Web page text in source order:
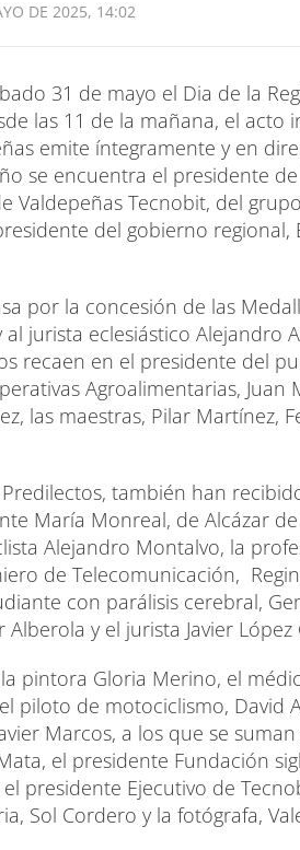
DE 2025, 14:02
31 de mayo el Dia de la
las 11 de la mañana, el acto
emite íntegramente y en
se encuentra el presidente
Valdepeñas Tecnobit, del
del gobierno regional,
por la concesión de las
jurista eclesiástico Alejandro
recaen en el presidente del
Agroalimentarias, Juan
las maestras, Pilar Martínez,
también han
María Monreal, de Alcázar de
Alejandro Montalvo, la
de Telecomunicación,
con parálisis cerebral,
y el jurista Javier López
pintora Gloria Merino, el
piloto de motociclismo, David
Marcos, a los que se
el presidente Fundación
presidente Ejecutivo de
Sol Cordero y la fotógrafa,